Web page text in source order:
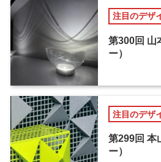
注目のデザ
第300回 山
ー）
注目のデザ
第299回 本
ー）